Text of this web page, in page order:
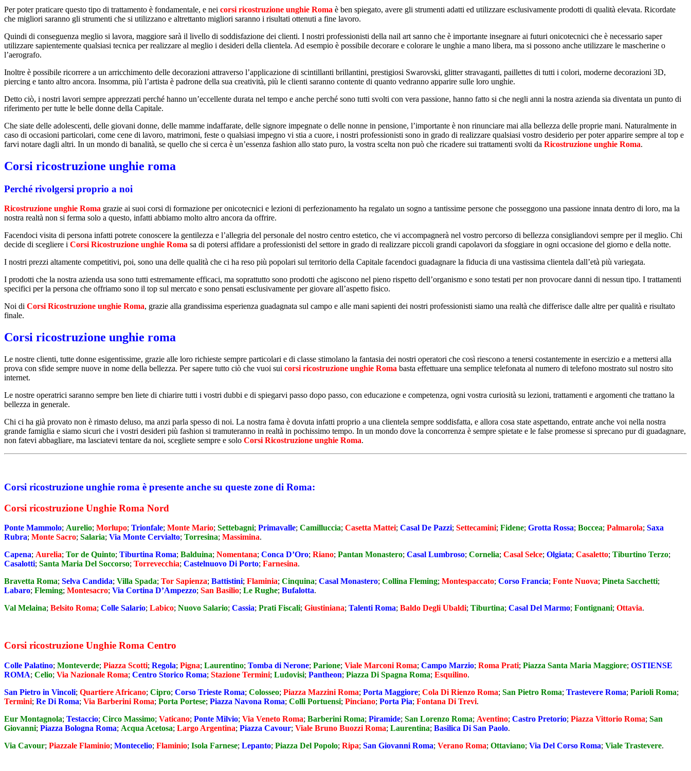
Per poter praticare questo tipo di trattamento è fondamentale, e nei corsi ricostruzione unghie Roma è ben spiegato, avere gli strumenti adatti ed utilizzare esclusivamente prodotti di qualità elevata. Ricordate
che migliori saranno gli strumenti che si utilizzano e altrettanto migliori saranno i risultati ottenuti a fine lavoro.
Quindi di conseguenza meglio si lavora, maggiore sarà il livello di soddisfazione dei clienti. I nostri professionisti della nail art sanno che è importante insegnare ai futuri onicotecnici che è necessario saper
utilizzare sapientemente qualsiasi tecnica per realizzare al meglio i desideri della clientela. Ad esempio è possibile decorare e colorare le unghie a mano libera, ma si possono anche utilizzare le mascherine o
l’aerografo.
Inoltre è possibile ricorrere a un arricchimento delle decorazioni attraverso l’applicazione di scintillanti brillantini, prestigiosi Swarovski, glitter stravaganti, paillettes di tutti i colori, moderne decorazioni 3D,
piercing e tanto altro ancora. Insomma, più l’artista è padrone della sua creatività, più le clienti saranno contente di quanto vedranno apparire sulle loro unghie.
Detto ciò, i nostri lavori sempre apprezzati perché hanno un’eccellente durata nel tempo e anche perché sono tutti svolti con vera passione, hanno fatto si che negli anni la nostra azienda sia diventata un punto di
riferimento per tutte le belle donne della Capitale.
Che siate delle adolescenti, delle giovani donne, delle mamme indaffarate, delle signore impegnate o delle nonne in pensione, l’importante è non rinunciare mai alla bellezza delle proprie mani. Naturalmente in
caso di occasioni particolari, come cene di lavoro, matrimoni, feste o qualsiasi impegno vi stia a cuore, i nostri professionisti sono in grado di realizzare qualsiasi vostro desiderio per poter apparire sempre al top e
farvi notare dagli altri. In un mondo di banalità, se quello che si cerca è un’essenza fashion allo stato puro, la vostra scelta non può che ricadere sui trattamenti svolti da Ricostruzione unghie Roma.
Corsi ricostruzione unghie roma
Perché rivolgersi proprio a noi
Ricostruzione unghie Roma grazie ai suoi corsi di formazione per onicotecnici e lezioni di perfezionamento ha regalato un sogno a tantissime persone che posseggono una passione innata dentro di loro, ma la
nostra realtà non si ferma solo a questo, infatti abbiamo molto altro ancora da offrire.
Facendoci visita di persona infatti potrete conoscere la gentilezza e l’allegria del personale del nostro centro estetico, che vi accompagnerà nel vostro percorso di bellezza consigliandovi sempre per il meglio. Chi
decide di scegliere i Corsi Ricostruzione unghie Roma sa di potersi affidare a professionisti del settore in grado di realizzare piccoli grandi capolavori da sfoggiare in ogni occasione del giorno e della notte.
I nostri prezzi altamente competitivi, poi, sono una delle qualità che ci ha reso più popolari sul territorio della Capitale facendoci guadagnare la fiducia di una vastissima clientela dall’età più variegata.
I prodotti che la nostra azienda usa sono tutti estremamente efficaci, ma soprattutto sono prodotti che agiscono nel pieno rispetto dell’organismo e sono testati per non provocare danni di nessun tipo. I trattamenti
specifici per la persona che offriamo sono il top sul mercato e sono pensati esclusivamente per giovare all’aspetto fisico.
Noi di Corsi Ricostruzione unghie Roma, grazie alla grandissima esperienza guadagnata sul campo e alle mani sapienti dei nostri professionisti siamo una realtà che differisce dalle altre per qualità e risultato
finale.
Corsi ricostruzione unghie roma
Le nostre clienti, tutte donne esigentissime, grazie alle loro richieste sempre particolari e di classe stimolano la fantasia dei nostri operatori che così riescono a tenersi costantemente in esercizio e a mettersi alla
prova con sfide sempre nuove in nome della bellezza. Per sapere tutto ciò che vuoi sui corsi ricostruzione unghie Roma basta effettuare una semplice telefonata al numero di telefono mostrato sul nostro sito
internet.
Le nostre operatrici saranno sempre ben liete di chiarire tutti i vostri dubbi e di spiegarvi passo dopo passo, con educazione e competenza, ogni vostra curiosità su lezioni, trattamenti e argomenti che trattano la
bellezza in generale.
Chi ci ha già provato non è rimasto deluso, ma anzi parla spesso di noi. La nostra fama è dovuta infatti proprio a una clientela sempre soddisfatta, e allora cosa state aspettando, entrate anche voi nella nostra
grande famiglia e siamo sicuri che i vostri desideri più fashion si tramuteranno in realtà in pochissimo tempo. In un mondo dove la concorrenza è sempre spietate e le false promesse si sprecano pur di guadagnare,
non fatevi abbagliare, ma lasciatevi tentare da noi, scegliete sempre e solo Corsi Ricostruzione unghie Roma.
Corsi ricostruzione unghie roma è presente anche su queste zone di Roma:
Corsi ricostruzione Unghie Roma Nord
Ponte Mammolo; Aurelio; Morlupo; Trionfale; Monte Mario; Settebagni; Primavalle; Camilluccia; Casetta Mattei; Casal De Pazzi; Settecamini; Fidene; Grotta Rossa; Boccea; Palmarola; Saxa
Rubra; Monte Sacro; Salaria; Via Monte Cervialto; Torresina; Massimina.
Capena; Aurelia; Tor de Quinto; Tiburtina Roma; Balduina; Nomentana; Conca D’Oro; Riano; Pantan Monastero; Casal Lumbroso; Cornelia; Casal Selce; Olgiata; Casaletto; Tiburtino Terzo;
Casalotti; Santa Maria Del Soccorso; Torrevecchia; Castelnuovo Di Porto; Farnesina.
Bravetta Roma; Selva Candida; Villa Spada; Tor Sapienza; Battistini; Flaminia; Cinquina; Casal Monastero; Collina Fleming; Montespaccato; Corso Francia; Fonte Nuova; Pineta Sacchetti;
Labaro; Fleming; Montesacro; Via Cortina D’Ampezzo; San Basilio; Le Rughe; Bufalotta.
Val Melaina; Belsito Roma; Colle Salario; Labico; Nuovo Salario; Cassia; Prati Fiscali; Giustiniana; Talenti Roma; Baldo Degli Ubaldi; Tiburtina; Casal Del Marmo; Fontignani; Ottavia.
Corsi ricostruzione Unghie Roma Centro
Colle Palatino; Monteverde; Piazza Scotti; Regola; Pigna; Laurentino; Tomba di Nerone; Parione; Viale Marconi Roma; Campo Marzio; Roma Prati; Piazza Santa Maria Maggiore; OSTIENSE
ROMA; Celio; Via Nazionale Roma; Centro Storico Roma; Stazione Termini; Ludovisi; Pantheon; Piazza Di Spagna Roma; Esquilino.
San Pietro in Vincoli; Quartiere Africano; Cipro; Corso Trieste Roma; Colosseo; Piazza Mazzini Roma; Porta Maggiore; Cola Di Rienzo Roma; San Pietro Roma; Trastevere Roma; Parioli Roma;
Termini; Re Di Roma; Via Barberini Roma; Porta Portese; Piazza Navona Roma; Colli Portuensi; Pinciano; Porta Pia; Fontana Di Trevi.
Eur Montagnola; Testaccio; Circo Massimo; Vaticano; Ponte Milvio; Via Veneto Roma; Barberini Roma; Piramide; San Lorenzo Roma; Aventino; Castro Pretorio; Piazza Vittorio Roma; San
Giovanni; Piazza Bologna Roma; Acqua Acetosa; Largo Argentina; Piazza Cavour; Viale Bruno Buozzi Roma; Laurentina; Basilica Di San Paolo.
Via Cavour; Piazzale Flaminio; Montecelio; Flaminio; Isola Farnese; Lepanto; Piazza Del Popolo; Ripa; San Giovanni Roma; Verano Roma; Ottaviano; Via Del Corso Roma; Viale Trastevere.